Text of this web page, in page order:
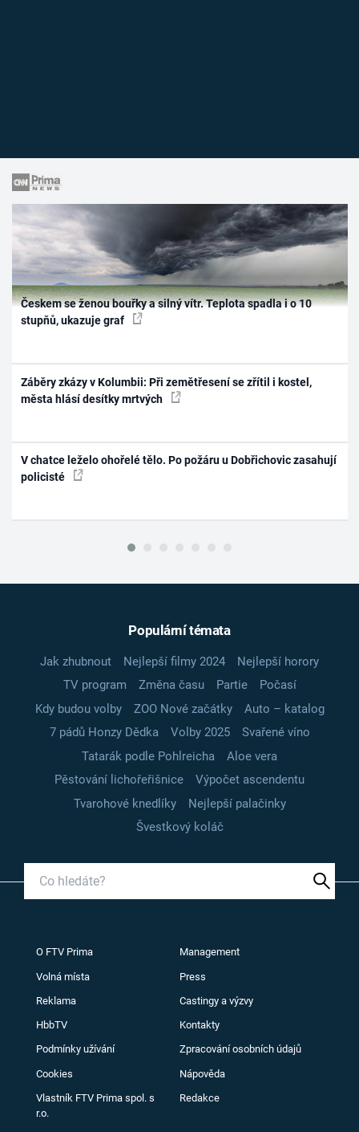
Českem se ženou bouřky a silný vítr. Teplota spadla i o 10
stupňů, ukazuje graf
Záběry zkázy v Kolumbii: Při zemětřesení se zřítil i kostel,
města hlásí desítky mrtvých
V chatce leželo ohořelé tělo. Po požáru u Dobřichovic zasahují
policisté
Populární témata
Jak zhubnout Nejlepší filmy 2024
Nejlepší horory
TV program
Změna času Partie
Počasí
Kdy budou volby
ZOO Nové začátky
Auto – katalog
7 pádů Honzy Dědka
Volby 2025
Svařené víno
Tatarák podle Pohlreicha
Aloe vera
Pěstování lichořeřišnice
Výpočet ascendentu
Tvarohové knedlíky
Nejlepší palačinky
Švestkový koláč
O FTV Prima Management
Volná místa Press
Reklama Castingy a výzvy
HbbTV Kontakty
Podmínky užívání Zpracování osobních údajů
Cookies Nápověda
Vlastník FTV Prima spol. s
r.o.
Redakce